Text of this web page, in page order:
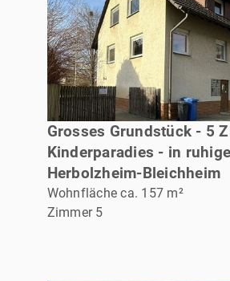
VERKAUFT
Grosses Grundstück - 5
Kinderparadies - in
Herbolzheim-Bleichheim
Wohnfläche ca. 157 m²
Zimmer 5